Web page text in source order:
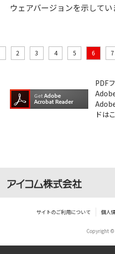
ウェアバージョンを示してい
2 3 4 5 6 7
PDF
ドは
サイトのご利用について 個人
Copyright ©